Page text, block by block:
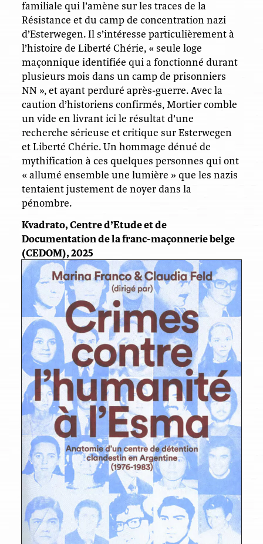
familiale qui l’amène sur les traces de la
Résistance et du camp de concentration nazi
d’Esterwegen. Il s’intéresse particulièrement à
l’histoire de Liberté Chérie, « seule loge
maçonnique identifiée qui a fonctionné durant
plusieurs mois dans un camp de prisonniers
NN », et ayant perduré après-guerre. Avec la
caution d’historiens confirmés, Mortier comble
un vide en livrant ici le résultat d’une
recherche sérieuse et critique sur Esterwegen
et Liberté Chérie. Un hommage dénué de
mythification à ces quelques personnes qui ont
« allumé ensemble une lumière » que les nazis
tentaient justement de noyer dans la
pénombre.
Kvadrato, Centre d’Etude et de
Documentation de la franc-maçonnerie belge
(CEDOM), 2025